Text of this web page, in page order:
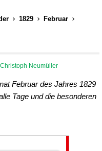
1829 Februar
Christoph Neumüller
Februar des Jahres 1829
Tage und die besonderen